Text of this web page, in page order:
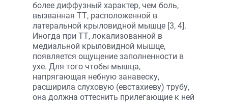
более диффузный характер, чем боль,
вызванная ТТ, расположенной в
латеральной крыловидной мышце [3, 4].
Иногда при ТТ, локализованной в
медиальной крыловидной мышце,
появляется ощущение заполненности в
ухе. Для того чтобы мышца,
напрягающая небную занавеску,
расширила слуховую (евстахиеву) трубу,
она должна оттеснить прилегающие к ней